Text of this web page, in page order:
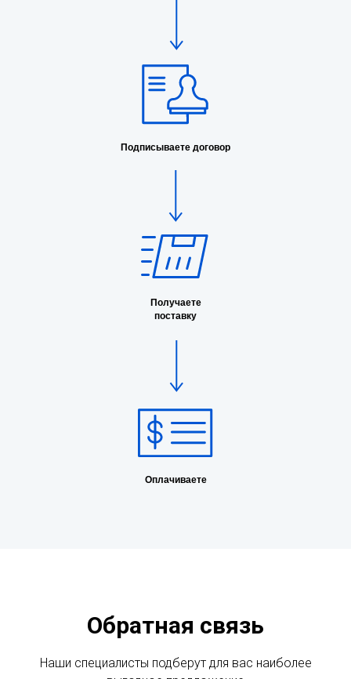
Оплачиваете
Подписываете договор
Получаете
поставку
Обратная связь
Наши специалисты подберут для вас наиболее